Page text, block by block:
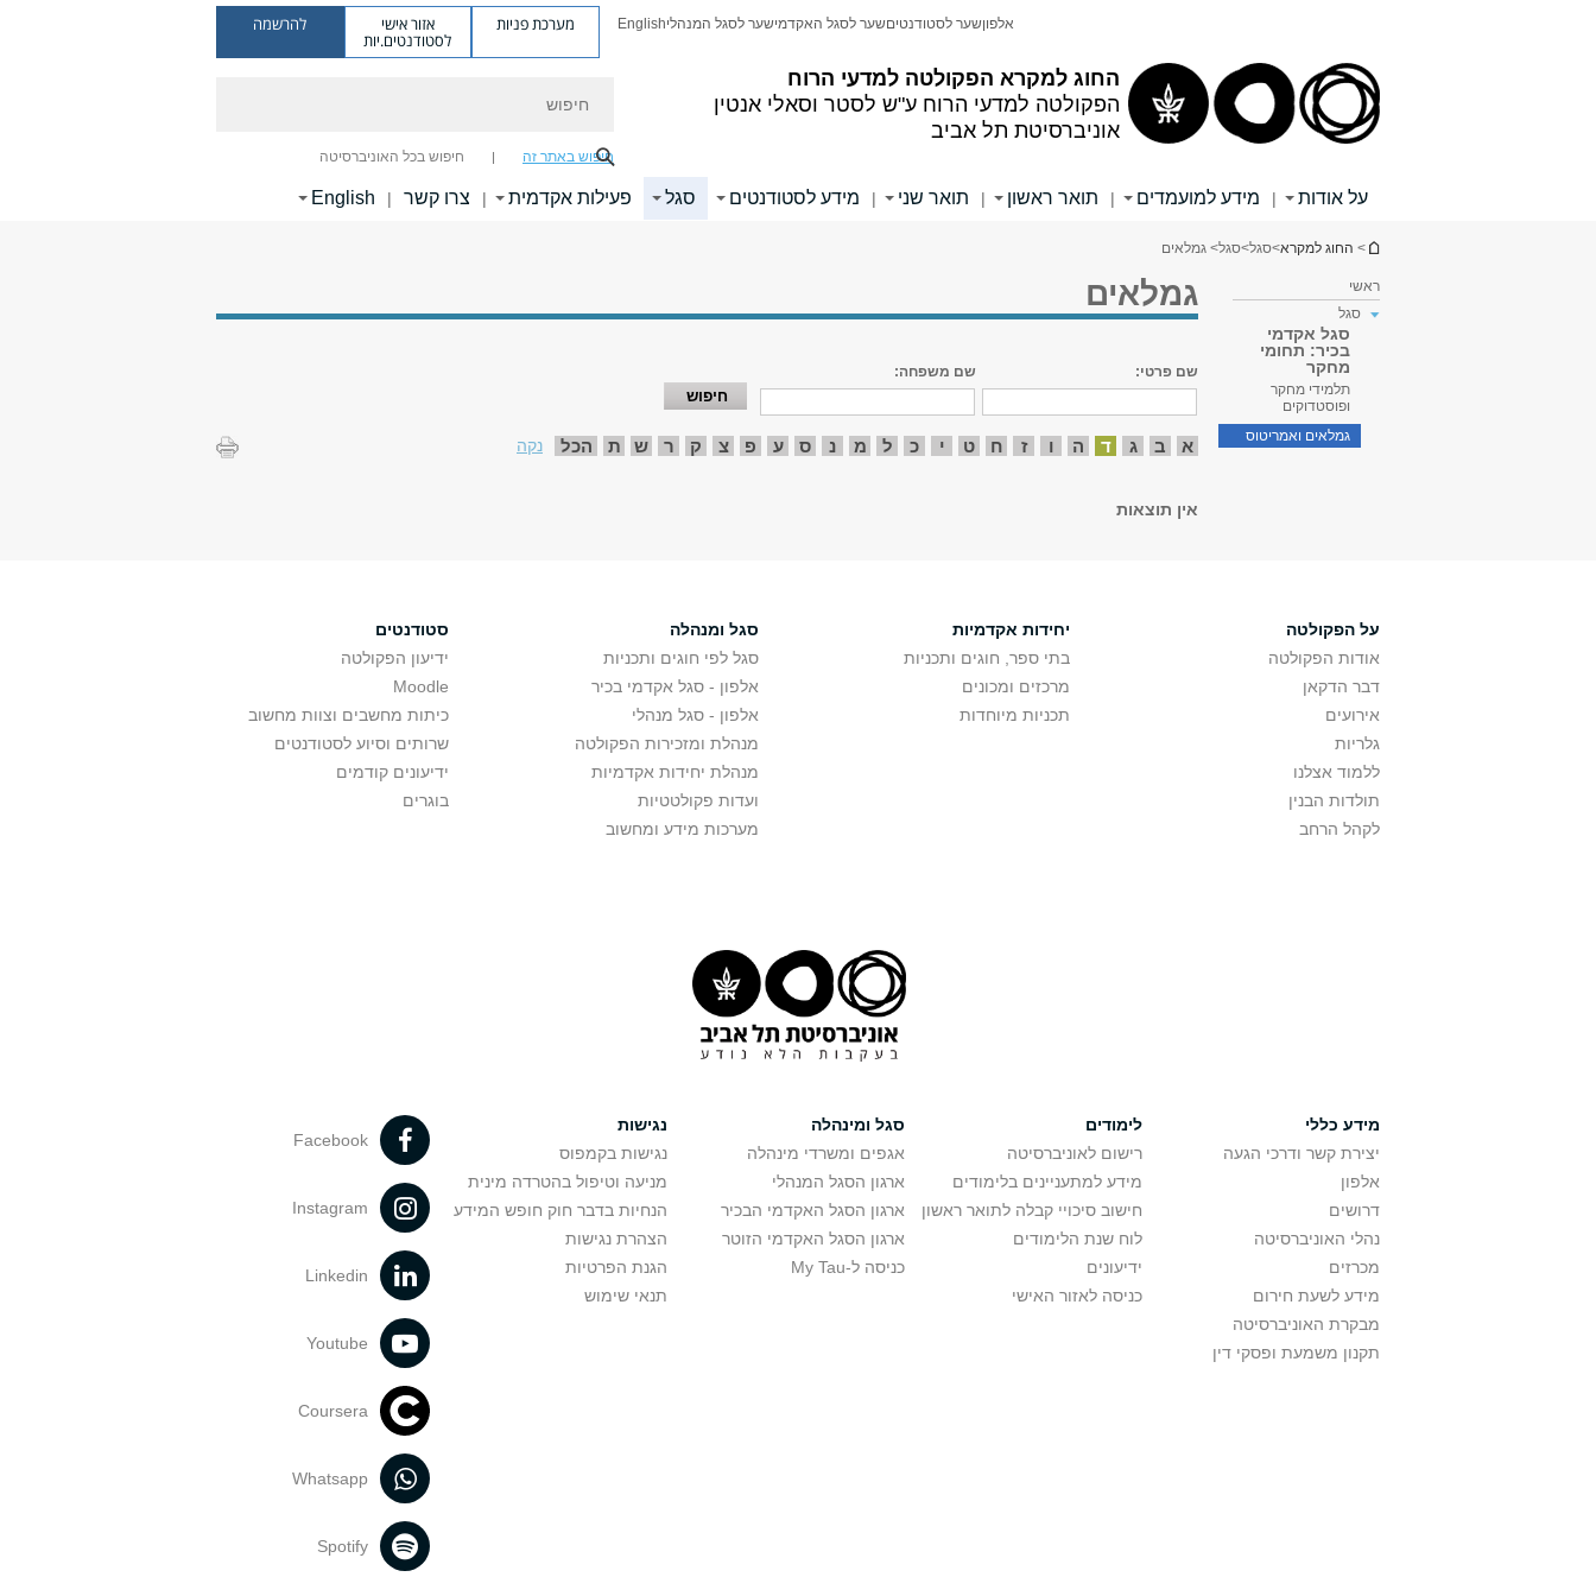
החוג למקרא הפקולטה למדעי הרוח
הפקולטה למדעי הרוח ע"ש לסטר וסאלי אנטין
אוניברסיטת תל אביב
אלפוןשער לסטודנטיםשער לסגל האקדמישער לסגל המנהליEnglish מערכת פניות אזור אישי
לסטודנטים.יות
להרשמה
חיפוש באתר זה חיפוש בכל האוניברסיטה
על אודות | מידע למועמדים | תואר ראשון | תואר שני | מידע לסטודנטים סגל פעילות אקדמית | צרו קשר |
English
הינך נמצא כאן
> החוג למקרא>סגל>סגל> גמלאים
ראשי
סגל
סגל אקדמי
בכיר: תחומי
מחקר
תלמידי מחקר
ופוסטדוקים
גמלאים ואמריטוס
גמלאים
שם פרטי: שם משפחה:
א ב ג ד ה ו ז ח ט י כ ל מ נ ס ע פ צ ק ר ש ת הכל נקה
אין תוצאות
על הפקולטה
אודות הפקולטה
דבר הדקאן
אירועים
גלריות
ללמוד אצלנו
תולדות הבנין
לקהל הרחב
יחידות אקדמיות
בתי ספר, חוגים ותכניות
מרכזים ומכונים
תכניות מיוחדות
סגל ומנהלה
סגל לפי חוגים ותכניות
אלפון - סגל אקדמי בכיר
אלפון - סגל מנהלי
מנהלת ומזכירות הפקולטה
מנהלת יחידות אקדמיות
ועדות פקולטטיות
מערכות מידע ומחשוב
סטודנטים
ידיעון הפקולטה
Moodle
כיתות מחשבים וצוות מחשוב
שרותים וסיוע לסטודנטים
ידיעונים קודמים
בוגרים
מידע כללי
יצירת קשר ודרכי הגעה
אלפון
דרושים
נהלי האוניברסיטה
מכרזים
מידע לשעת חירום
מבקרת האוניברסיטה
תקנון משמעת ופסקי דין
לימודים
רישום לאוניברסיטה
מידע למתעניינים בלימודים
חישוב סיכויי קבלה לתואר ראשון
לוח שנת הלימודים
ידיעונים
כניסה לאזור האישי
סגל ומינהלה
אגפים ומשרדי מינהלה
ארגון הסגל המנהלי
ארגון הסגל האקדמי הבכיר
ארגון הסגל האקדמי הזוטר
כניסה ל-My Tau
נגישות
נגישות בקמפוס
מניעה וטיפול בהטרדה מינית
הנחיות בדבר חוק חופש המידע
הצהרת נגישות
הגנת הפרטיות
תנאי שימוש
Facebook
Instagram
Linkedin
Youtube
Coursera
Whatsapp
Spotify